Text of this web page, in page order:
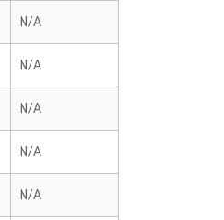
N/A
N/A
N/A
N/A
N/A